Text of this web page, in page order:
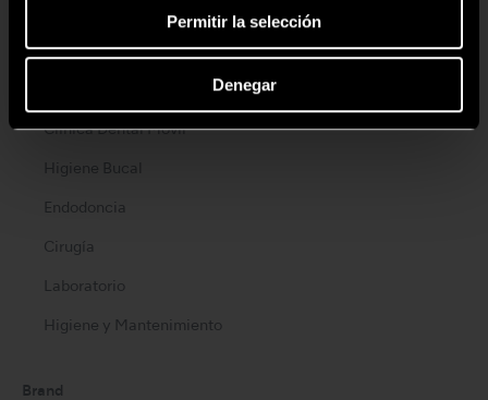
Permitir la selección
Denegar
Turbinas Neumáticas
Contra-ángulos
Clínica Dental Móvil
Higiene Bucal
Endodoncia
Cirugía
Laboratorio
Higiene y Mantenimiento
Brand